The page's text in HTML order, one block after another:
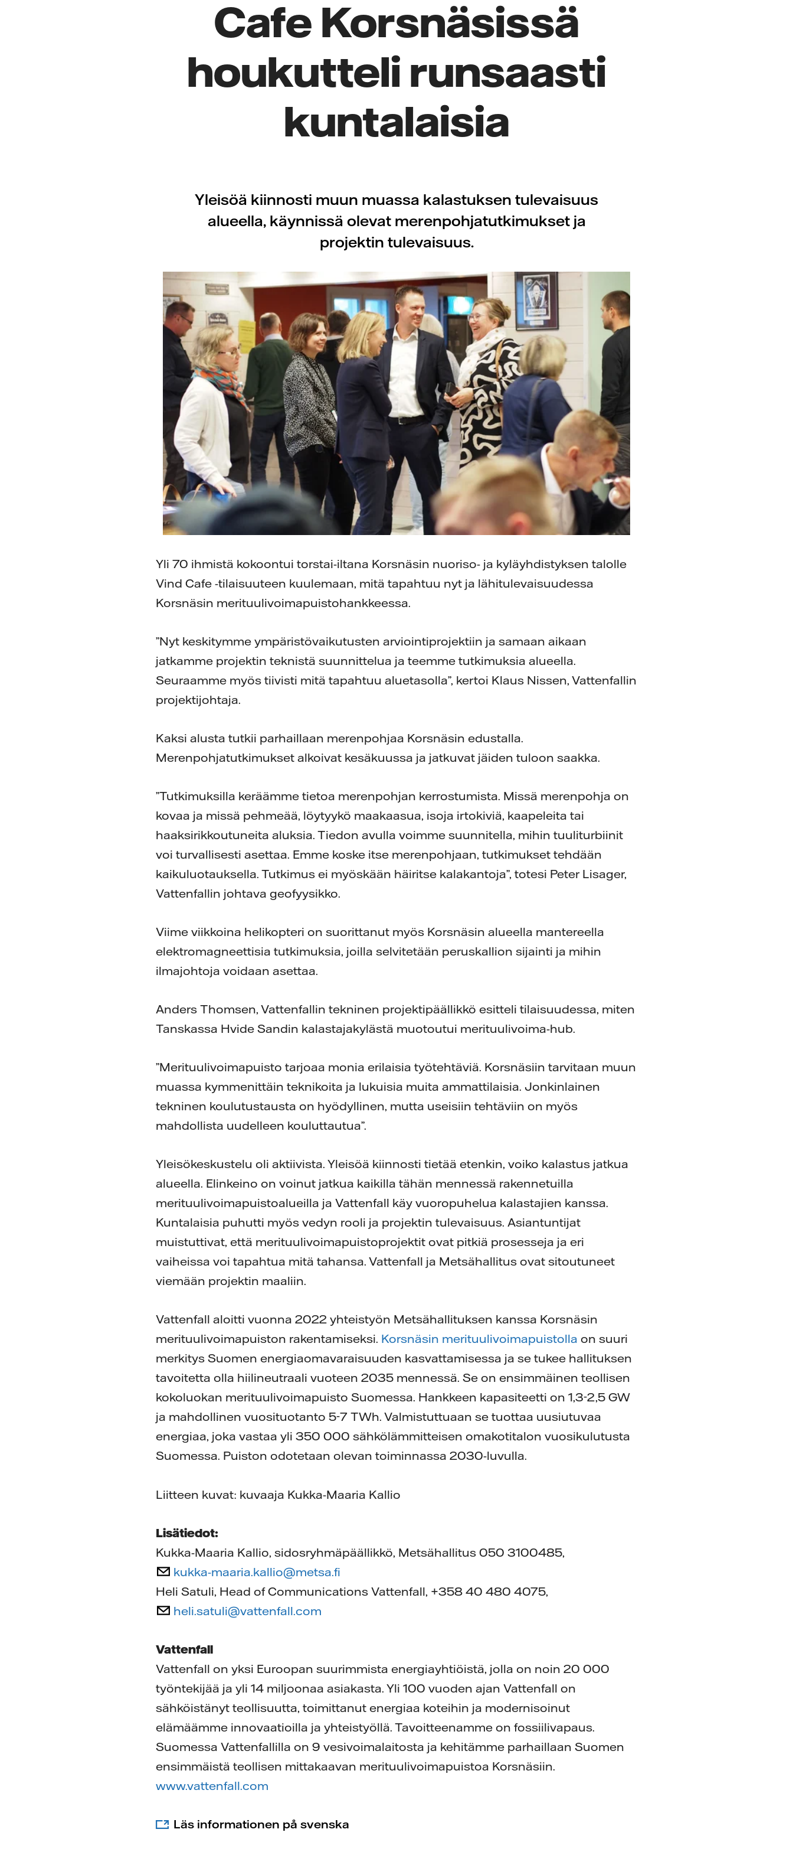
Cafe Korsnäsissä
houkutteli runsaasti
kuntalaisia
Yleisöä kiinnosti muun muassa kalastuksen tulevaisuus
alueella, käynnissä olevat merenpohjatutkimukset ja
projektin tulevaisuus.
Yli 70 ihmistä kokoontui torstai-iltana Korsnäsin nuoriso- ja kyläyhdistyksen talolle
Vind Cafe -tilaisuuteen kuulemaan, mitä tapahtuu nyt ja lähitulevaisuudessa
Korsnäsin merituulivoimapuistohankkeessa.
”Nyt keskitymme ympäristövaikutusten arviointiprojektiin ja samaan aikaan
jatkamme projektin teknistä suunnittelua ja teemme tutkimuksia alueella.
Seuraamme myös tiivisti mitä tapahtuu aluetasolla”, kertoi Klaus Nissen, Vattenfallin
projektijohtaja.
Kaksi alusta tutkii parhaillaan merenpohjaa Korsnäsin edustalla.
Merenpohjatutkimukset alkoivat kesäkuussa ja jatkuvat jäiden tuloon saakka.
”Tutkimuksilla keräämme tietoa merenpohjan kerrostumista. Missä merenpohja on
kovaa ja missä pehmeää, löytyykö maakaasua, isoja irtokiviä, kaapeleita tai
haaksirikkoutuneita aluksia. Tiedon avulla voimme suunnitella, mihin tuuliturbiinit
voi turvallisesti asettaa. Emme koske itse merenpohjaan, tutkimukset tehdään
kaikuluotauksella. Tutkimus ei myöskään häiritse kalakantoja”, totesi Peter Lisager,
Vattenfallin johtava geofyysikko.
Viime viikkoina helikopteri on suorittanut myös Korsnäsin alueella mantereella
elektromagneettisia tutkimuksia, joilla selvitetään peruskallion sijainti ja mihin
ilmajohtoja voidaan asettaa.
Anders Thomsen, Vattenfallin tekninen projektipäällikkö esitteli tilaisuudessa, miten
Tanskassa Hvide Sandin kalastajakylästä muotoutui merituulivoima-hub.
”Merituulivoimapuisto tarjoaa monia erilaisia työtehtäviä. Korsnäsiin tarvitaan muun
muassa kymmenittäin teknikoita ja lukuisia muita ammattilaisia. Jonkinlainen
tekninen koulutustausta on hyödyllinen, mutta useisiin tehtäviin on myös
mahdollista uudelleen kouluttautua”.
Yleisökeskustelu oli aktiivista. Yleisöä kiinnosti tietää etenkin, voiko kalastus jatkua
alueella. Elinkeino on voinut jatkua kaikilla tähän mennessä rakennetuilla
merituulivoimapuistoalueilla ja Vattenfall käy vuoropuhelua kalastajien kanssa.
Kuntalaisia puhutti myös vedyn rooli ja projektin tulevaisuus. Asiantuntijat
muistuttivat, että merituulivoimapuistoprojektit ovat pitkiä prosesseja ja eri
vaiheissa voi tapahtua mitä tahansa. Vattenfall ja Metsähallitus ovat sitoutuneet
viemään projektin maaliin.
Vattenfall aloitti vuonna 2022 yhteistyön Metsähallituksen kanssa Korsnäsin
merituulivoimapuiston rakentamiseksi. Korsnäsin merituulivoimapuistolla on suuri
merkitys Suomen energiaomavaraisuuden kasvattamisessa ja se tukee hallituksen
tavoitetta olla hiilineutraali vuoteen 2035 mennessä. Se on ensimmäinen teollisen
kokoluokan merituulivoimapuisto Suomessa. Hankkeen kapasiteetti on 1,3-2,5 GW
ja mahdollinen vuosituotanto 5-7 TWh. Valmistuttuaan se tuottaa uusiutuvaa
energiaa, joka vastaa yli 350 000 sähkölämmitteisen omakotitalon vuosikulutusta
Suomessa. Puiston odotetaan olevan toiminnassa 2030-luvulla.
Liitteen kuvat: kuvaaja Kukka-Maaria Kallio
Lisätiedot:
Kukka-Maaria Kallio, sidosryhmäpäällikkö, Metsähallitus 050 3100485,
kukka-maaria.kallio@metsa.fi
Heli Satuli, Head of Communications Vattenfall, +358 40 480 4075,
heli.satuli@vattenfall.com
Vattenfall
Vattenfall on yksi Euroopan suurimmista energiayhtiöistä, jolla on noin 20 000
työntekijää ja yli 14 miljoonaa asiakasta. Yli 100 vuoden ajan Vattenfall on
sähköistänyt teollisuutta, toimittanut energiaa koteihin ja modernisoinut
elämäämme innovaatioilla ja yhteistyöllä. Tavoitteenamme on fossiilivapaus.
Suomessa Vattenfallilla on 9 vesivoimalaitosta ja kehitämme parhaillaan Suomen
ensimmäistä teollisen mittakaavan merituulivoimapuistoa Korsnäsiin.
www.vattenfall.com
Läs informationen på svenska